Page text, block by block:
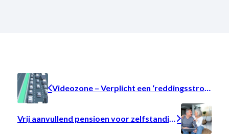
Videozone – Verplicht een ‘reddingsstrook’ vormen , maar hoe doe je dat?
Vrij aanvullend pensioen voor zelfstandigen – ​Sparen voor uw pensioen, met fiscaal voordeel, en een extra bescherming genieten.